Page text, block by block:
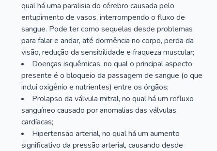
qual há uma paralisia do cérebro causada pelo
entupimento de vasos, interrompendo o fluxo de
sangue. Pode ter como sequelas desde problemas
para falar e andar, até dormência no corpo, perda da
visão, redução da sensibilidade e fraqueza muscular;
Doenças isquêmicas, no qual o principal aspecto
presente é o bloqueio da passagem de sangue (o que
inclui oxigênio e nutrientes) entre os órgãos;
Prolapso da válvula mitral, no qual há um refluxo
sanguíneo causado por anomalias das válvulas
cardíacas;
Hipertensão arterial, no qual há um aumento
significativo da pressão arterial, causando desde